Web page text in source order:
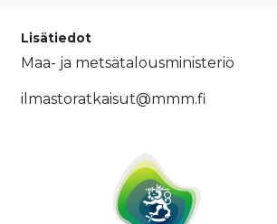
Lisätiedot
Maa- ja metsätalousministeriö
ilmastoratkaisut@mmm.fi